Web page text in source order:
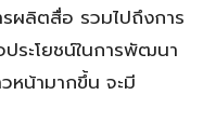
ผลิตสื่อ รวมไปถึงการ
ระโยชน์ในการพัฒนา
หน้ามากขึ้น จะมี